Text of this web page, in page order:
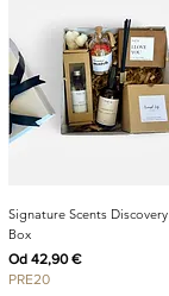
Signature Scents Discovery
Box
Od 42,90 €
Cijena s popustom
PRE20